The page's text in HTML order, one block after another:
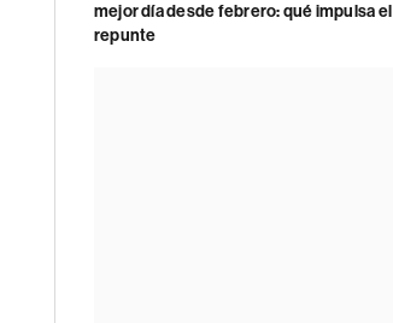
mejor día desde febrero: qué impulsa el
repunte